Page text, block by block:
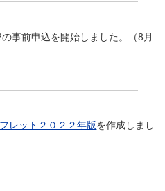
事前申込を開始しました。（8月
レット２０２２年版を作成しまし